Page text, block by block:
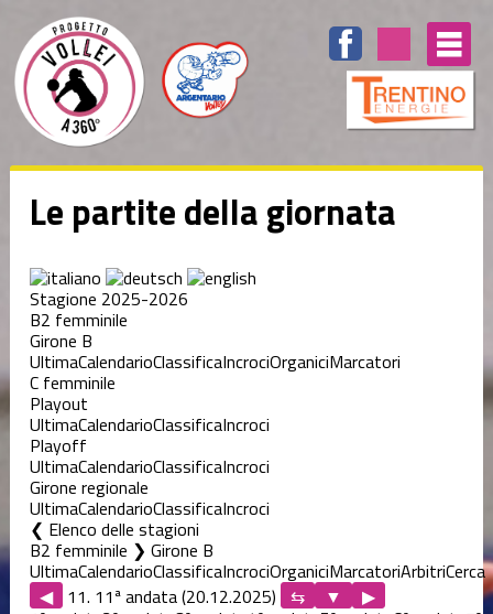
Le partite della giornata
Stagione 2025-2026
B2 femminile
Girone B
UltimaCalendarioClassificaIncrociOrganiciMarcatori
C femminile
Playout
UltimaCalendarioClassificaIncroci
Playoff
UltimaCalendarioClassificaIncroci
Girone regionale
UltimaCalendarioClassificaIncroci
Elenco delle stagioni
B2 femminile ❯ Girone B
UltimaCalendarioClassificaIncrociOrganiciMarcatoriArbitriCerca
◀ 11. 11ª andata (20.12.2025)
▶